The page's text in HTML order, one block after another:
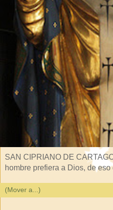
SAN CIPRIANO DE
hombre prefiera a Dios, de